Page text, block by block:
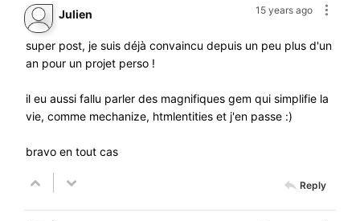
15 years ago
Julien
super post, je suis déjà convaincu depuis un peu plus d'un
an pour un projet perso !
il eu aussi fallu parler des magnifiques gem qui simplifie la
vie, comme mechanize, htmlentities et j'en passe :)
bravo en tout cas
Reply